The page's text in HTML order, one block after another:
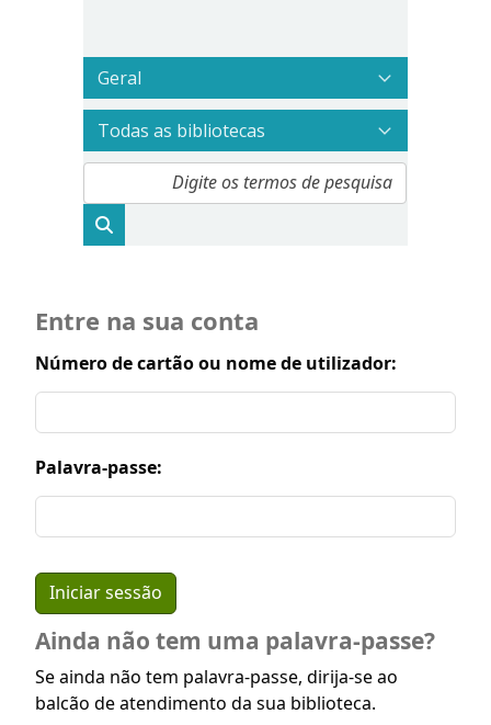
Entre na sua conta
Número de cartão ou nome de utilizador:
Palavra-passe:
Ainda não tem uma palavra-passe?
Se ainda não tem palavra-passe, dirija-se ao
balcão de atendimento da sua biblioteca.